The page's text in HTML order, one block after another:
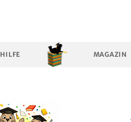
HILFE MAGAZIN